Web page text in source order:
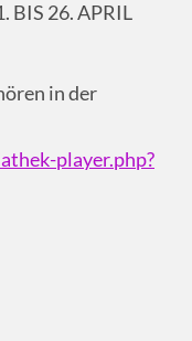
BIS 26. APRIL
in der
player.php?